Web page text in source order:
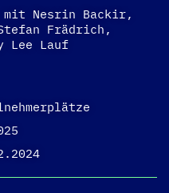
mit Nesrin Backir,
Frädrich,
Lee Lauf